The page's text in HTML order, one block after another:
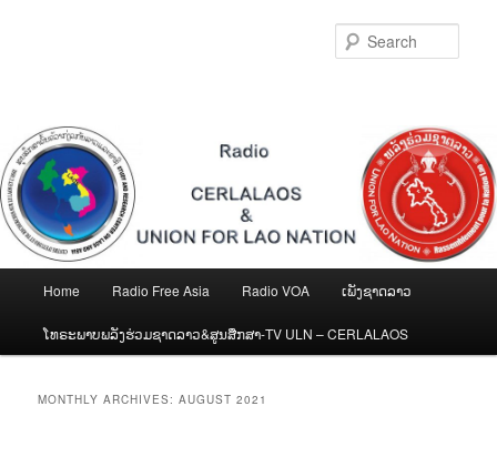
Home Radio Free Asia Radio VOA ເພັງຊາດລາວ
ໂທຣະພາບພລັງຮ່ວມຊາດລາວ&ສູນສືກສາ-TV ULN – CERLALAOS
MONTHLY ARCHIVES:AUGUST 2021